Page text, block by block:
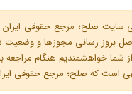
سایت صلح؛ مرجع حقوقی ایران
بروز رسانی مجوزها و
از شما خواهشمندیم هنگام
است که صلح؛ مرجع حقوقی